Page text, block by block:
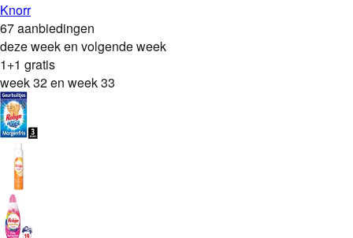
Knorr
67 aanbiedingen
deze week en volgende week
1+1 gratis
week 32 en week 33